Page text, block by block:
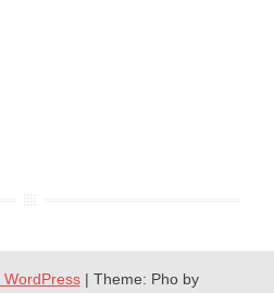
| Theme: Pho by